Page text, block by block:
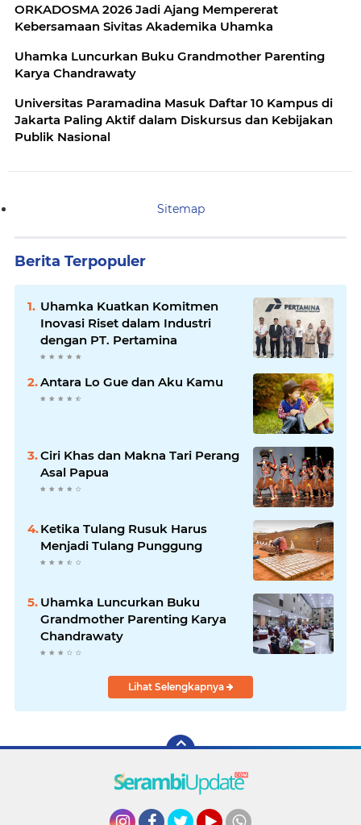
ORKADOSMA 2026 Jadi Ajang Mempererat
Kebersamaan Sivitas Akademika Uhamka
Uhamka Luncurkan Buku Grandmother Parenting
Karya Chandrawaty
Universitas Paramadina Masuk Daftar 10 Kampus di
Jakarta Paling Aktif dalam Diskursus dan Kebijakan
Publik Nasional
Sitemap
Berita Terpopuler
Uhamka Kuatkan Komitmen
Inovasi Riset dalam Industri
dengan PT. Pertamina
Antara Lo Gue dan Aku Kamu
Ciri Khas dan Makna Tari Perang
Asal Papua
Ketika Tulang Rusuk Harus
Menjadi Tulang Punggung
Uhamka Luncurkan Buku
Grandmother Parenting Karya
Chandrawaty
Lihat Selengkapnya